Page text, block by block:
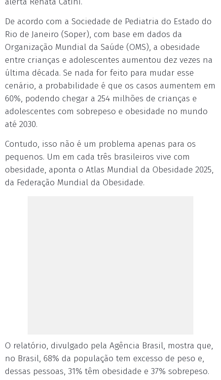
De acordo com a Sociedade de Pediatria do Estado do
Rio de Janeiro (Soper), com base em dados da
Organização Mundial da Saúde (OMS), a obesidade
entre crianças e adolescentes aumentou dez vezes na
última década. Se nada for feito para mudar esse
cenário, a probabilidade é que os casos aumentem em
60%, podendo chegar a 254 milhões de crianças e
adolescentes com sobrepeso e obesidade no mundo
até 2030.
Contudo, isso não é um problema apenas para os
pequenos. Um em cada três brasileiros vive com
obesidade, aponta o Atlas Mundial da Obesidade 2025,
da Federação Mundial da Obesidade.
O relatório, divulgado pela Agência Brasil, mostra que,
no Brasil, 68% da população tem excesso de peso e,
dessas pessoas, 31% têm obesidade e 37% sobrepeso.